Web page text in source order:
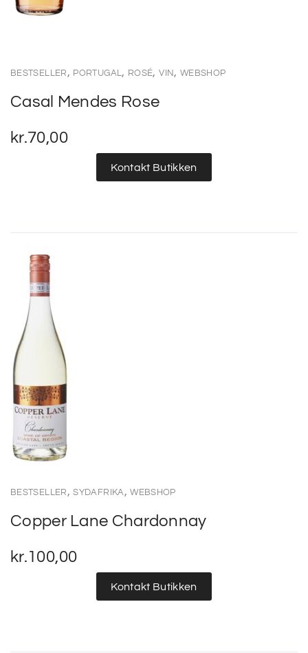
BESTSELLER , PORTUGAL, ROSÉ,VIN , WEBSHOP
Casal Mendes Rose
kr.70,00
Kontakt Butikken
BESTSELLER ,SYDAFRIKA,WEBSHOP
Copper Lane Chardonnay
kr.100,00
Kontakt Butikken